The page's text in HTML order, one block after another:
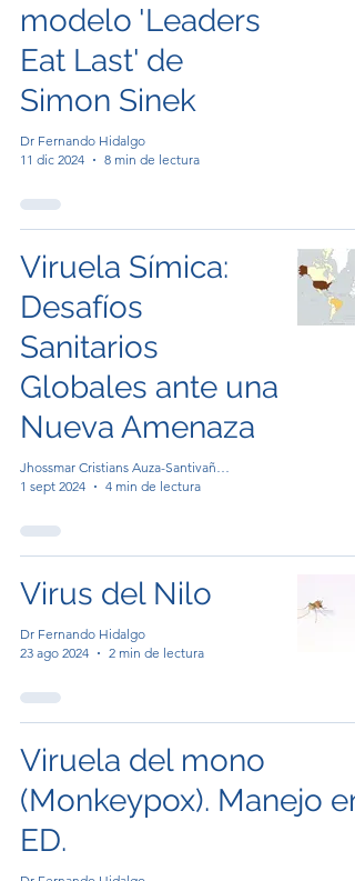
modelo 'Leaders
Eat Last' de
Simon Sinek
Dr Fernando Hidalgo
11 dic 2024
8 min de lectura
Viruela Símica:
Desafíos
Sanitarios
Globales ante una
Nueva Amenaza
Jhossmar Cristians Auza-Santivañez, MD,MSc
1 sept 2024
4 min de lectura
Virus del Nilo
Dr Fernando Hidalgo
23 ago 2024
2 min de lectura
Viruela del mono
(Monkeypox). Manejo en
ED.